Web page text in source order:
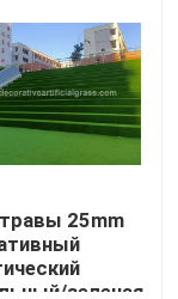
25mm
зеленая